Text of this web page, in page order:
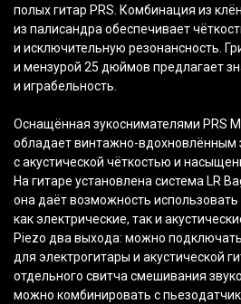
полых гитар PRS. Комбинация из
из палисандра обеспечивает
и исключительную резонансность.
и мензурой 25 дюймов предлагает
и играбельность.
Оснащённая зукоснимателями PRS
обладает винтажно-вдохновлённым
с акустической чёткостью и
На гитаре установлена система LR
она даёт возможность
как электрические, так и
Piezo два выхода: можно
для электрогитары и акустической
отдельного свитча смешивания
можно комбинировать с